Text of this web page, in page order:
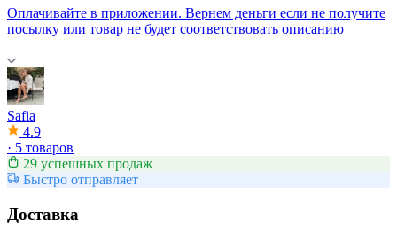
Оплачивайте в приложении. Вернем деньги если не получите
посылку или товар не будет соответствовать описанию
Safia
4.9
· 5 товаров
29 успешных продаж
Быстро отправляет
Доставка